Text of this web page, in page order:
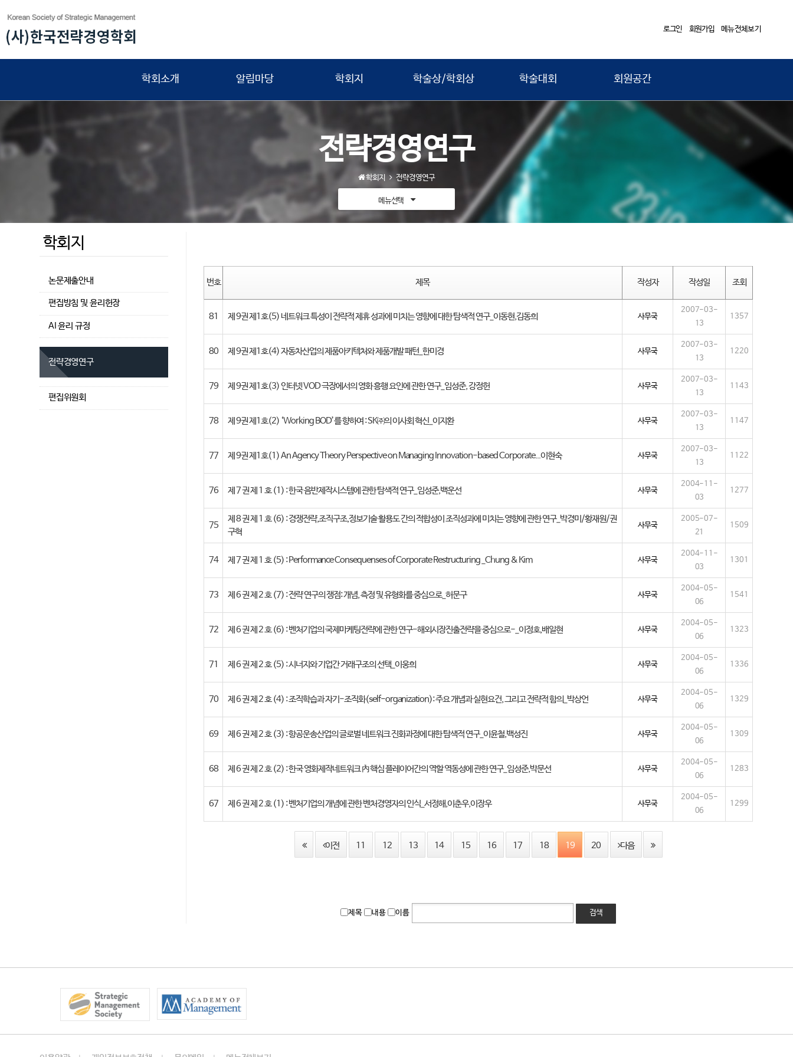
로그인 회원가입 메뉴전체보기
학회소개 알림마당 학회지 학술상/학회상 학술대회 회원공간
전략경영연구
학회지 전략경영연구
메뉴선택
학회지
논문제출안내
편집방침 및 윤리헌장
AI 윤리 규정
전략경영연구
편집위원회
번호 제목 작성자 작성일 조회
81 제 9권 제1호(5) 네트워크 특성이 전략적 제휴 성과에 미치는 영향에 대한 탐색적 연구_이동현,김동희 사무국
2007-03-
13
1357
80 제 9권 제1호(4) 자동차산업의 제품아키텍처와 제품개발 패턴_한미경 사무국
2007-03-
13
1220
79 제 9권 제1호(3) 인터넷 VOD 극장에서의 영화 흥행 요인에 관한 연구_임성준, 강정헌 사무국
2007-03-
13
1143
78 제 9권 제1호(2) ‘Working BOD’를 향하여 : SK㈜의 이사회 혁신_이지환 사무국
2007-03-
13
1147
77 제 9권 제1호(1) An Agency Theory Perspective on Managing Innovation-based Corporate...이현숙 사무국
2007-03-
13
1122
76 제 7 권 제 1 호 (1) : 한국 음반제작시스템에 관한 탐색적 연구_임성준,백운선 사무국
2004-11-
03
1277
75
제 8 권 제 1 호 (6) : 경쟁전략,조직구조,정보기술 활용도 간의 적합성이 조직성과에 미치는 영향에 관한 연구_박경미/황재원/권
구혁
사무국
2005-07-
21
1509
74 제 7 권 제 1 호 (5) : Performance Consequenses of Corporate Restructuring _Chung & Kim 사무국
2004-11-
03
1301
73 제 6 권 제 2 호 (7) : 전략 연구의 쟁점: 개념, 측정 및 유형화를 중심으로_허문구 사무국
2004-05-
06
1541
72 제 6 권 제 2 호 (6) : 벤처기업의 국제마케팅전략에 관한 연구-해외시장진출전략을 중심으로-_이정호,배일현 사무국
2004-05-
06
1323
71 제 6 권 제 2 호 (5) : 시너지와 기업간 거래구조의 선택_이웅희 사무국
2004-05-
06
1336
70 제 6 권 제 2 호 (4) : 조직학습과 자기-조직화(self-organization): 주요 개념과 실현요건, 그리고 전략적 함의_박상언 사무국
2004-05-
06
1329
69 제 6 권 제 2 호 (3) : 항공운송산업의 글로벌 네트워크 진화과정에 대한 탐색적 연구_이윤철,백성진 사무국
2004-05-
06
1309
68 제 6 권 제 2 호 (2) : 한국 영화제작네트워크 內 핵심 플레이어간의 역할 역동성에 관한 연구_임성준,박문선 사무국
2004-05-
06
1283
67 제 6 권 제 2 호 (1) : 벤처기업의 개념에 관한 벤처경영자의 인식_서정해,이춘우,이장우 사무국
2004-05-
06
1299
이전 11 12 13 14 15 16 17 18 19 20 다음
제목 내용 이름 검색